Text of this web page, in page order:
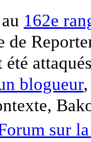
162e
de
blogueur
sur